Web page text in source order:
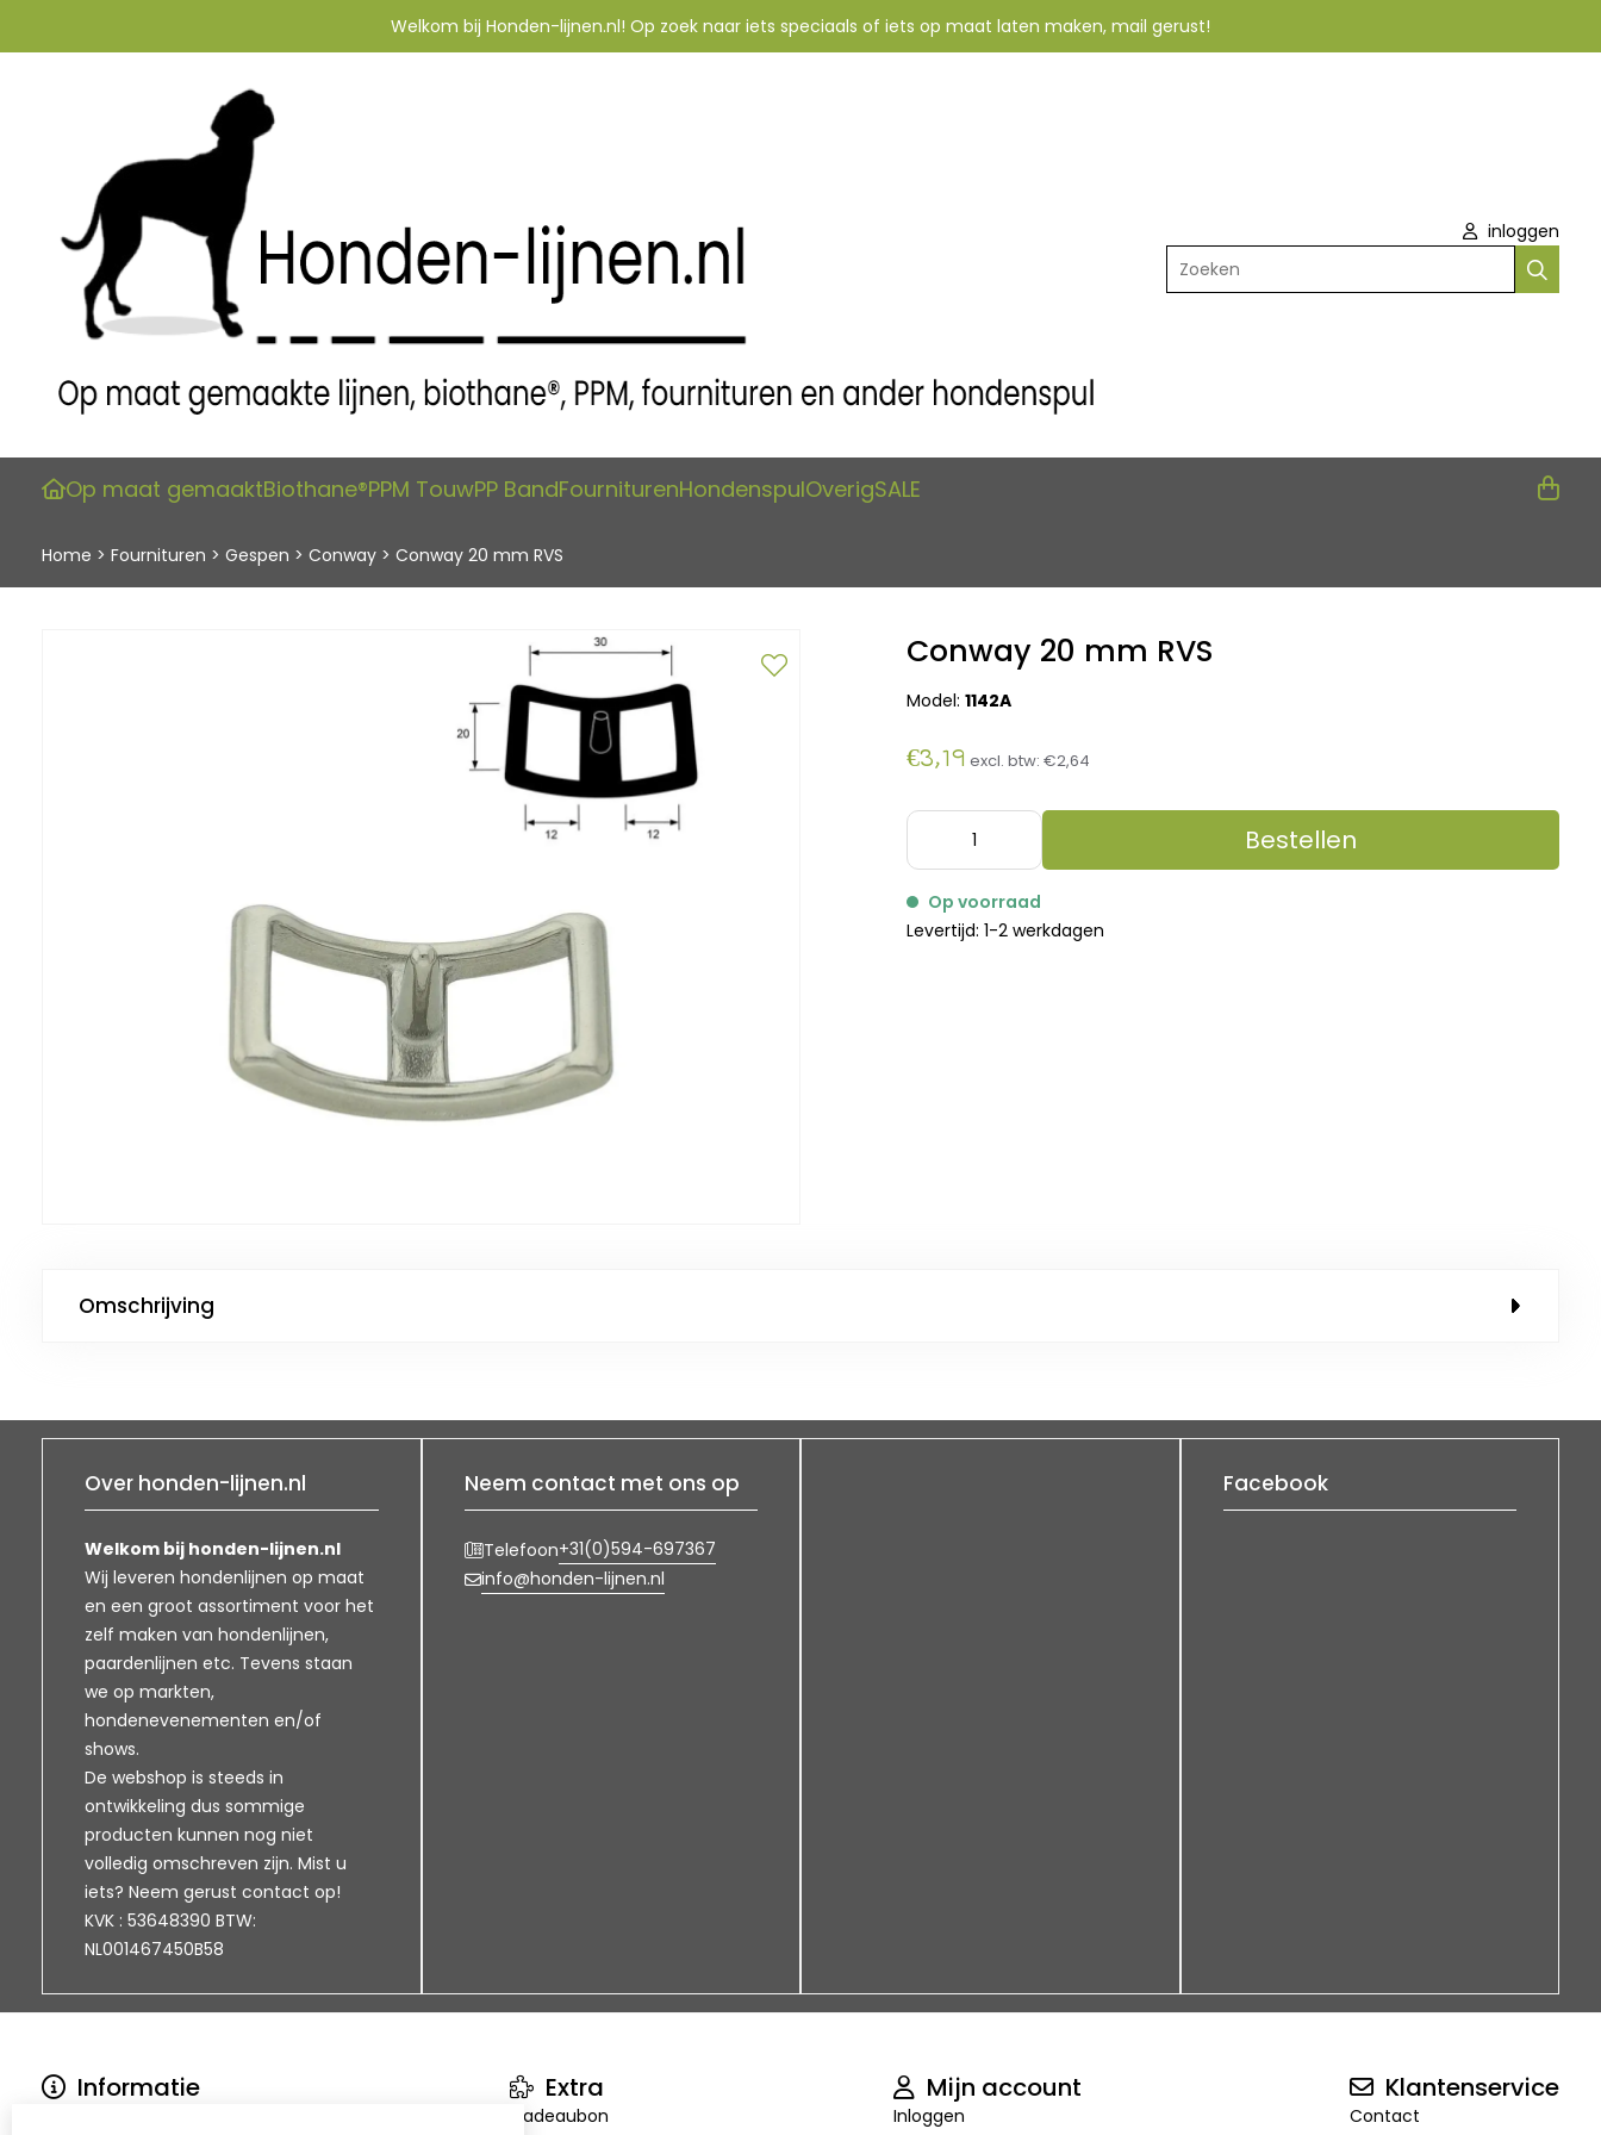
Welkom bij Honden-lijnen.nl! Op zoek naar iets speciaals of iets op maat laten maken, mail gerust!
inloggen
Zoeken
Op maat gemaaktBiothane®PPM TouwPP BandFourniturenHondenspulOverigSALE
Home > Fournituren > Gespen > Conway > Conway 20 mm RVS
Conway 20 mm RVS
Model:1142A
€3,19 excl. btw:€2,64
Bestellen
Op voorraad
Levertijd: 1-2 werkdagen
Omschrijving
Over honden-lijnen.nl
Welkom bij honden-lijnen.nl
Wij leveren hondenlijnen op maat
en een groot assortiment voor het
zelf maken van hondenlijnen,
paardenlijnen etc. Tevens staan
we op markten,
hondenevenementen en/of
shows.
De webshop is steeds in
ontwikkeling dus sommige
producten kunnen nog niet
volledig omschreven zijn. Mist u
iets? Neem gerust contact op!
KVK : 53648390 BTW:
NL001467450B58
Neem contact met ons op
Telefoon+31(0)594-697367
info@honden-lijnen.nl
Facebook
Informatie Extra
Cadeaubon
Mijn account
Inloggen
Klantenservice
Contact